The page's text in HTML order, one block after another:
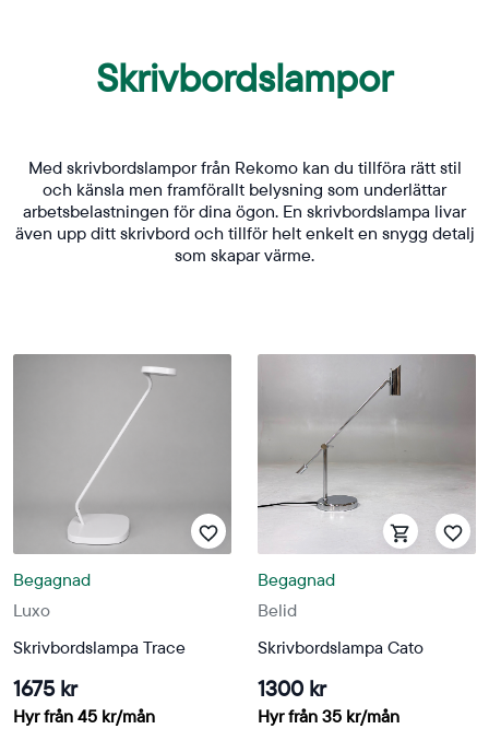
Skrivbordslampor
Med skrivbordslampor från Rekomo kan du tillföra rätt stil
och känsla men framförallt belysning som underlättar
arbetsbelastningen för dina ögon. En skrivbordslampa livar
även upp ditt skrivbord och tillför helt enkelt en snygg detalj
som skapar värme.
Luxo
Begagnad
Skrivbordslampa Trace
1675 kr
Hyr från 45 kr/mån
Belid
Begagnad
Skrivbordslampa Cato
1300 kr
Hyr från 35 kr/mån